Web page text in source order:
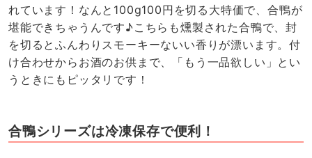
れています！なんと100g100円を切る大特価で、合鴨が
堪能できちゃうんです♪こちらも燻製された合鴨で、封
を切るとふんわりスモーキーないい香りが漂います。付
け合わせからお酒のお供まで、「もう一品欲しい」とい
うときにもピッタリです！
合鴨シリーズは冷凍保存で便利！